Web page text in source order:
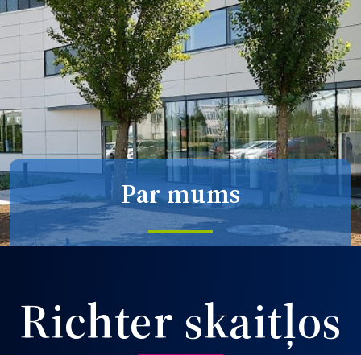
Par mums
Richter skaitļos